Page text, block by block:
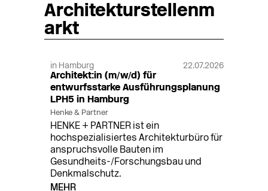
Architekturstellenm
arkt
in Hamburg 22.07.2026
Architekt:in (m/w/d) für
entwurfsstarke Ausführungsplanung
LPH5 in Hamburg
Henke & Partner
HENKE + PARTNER ist ein
hochspezialisiertes Architekturbüro für
anspruchsvolle Bauten im
Gesundheits-/Forschungsbau und
Denkmalschutz.
MEHR